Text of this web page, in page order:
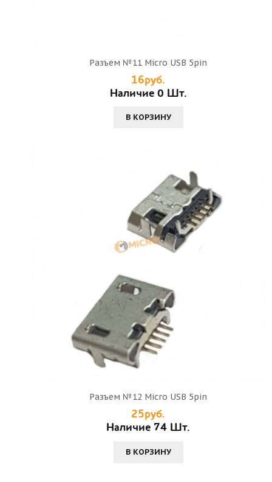
Разъем №11 Micro USB 5pin
16руб.
Наличие 0 Шт.
В КОРЗИНУ
Разъем №12 Micro USB 5pin
25руб.
Наличие 74 Шт.
В КОРЗИНУ